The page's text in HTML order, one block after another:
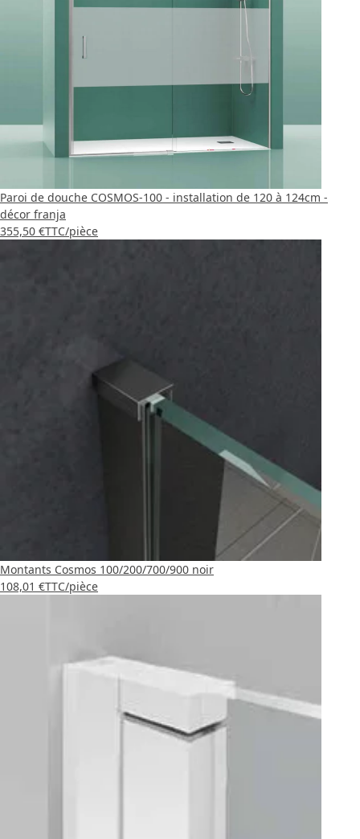
Paroi de douche COSMOS-100 - installation de 120 à 124cm -
décor franja
355,50 €TTC/pièce
Montants Cosmos 100/200/700/900 noir
108,01 €TTC/pièce